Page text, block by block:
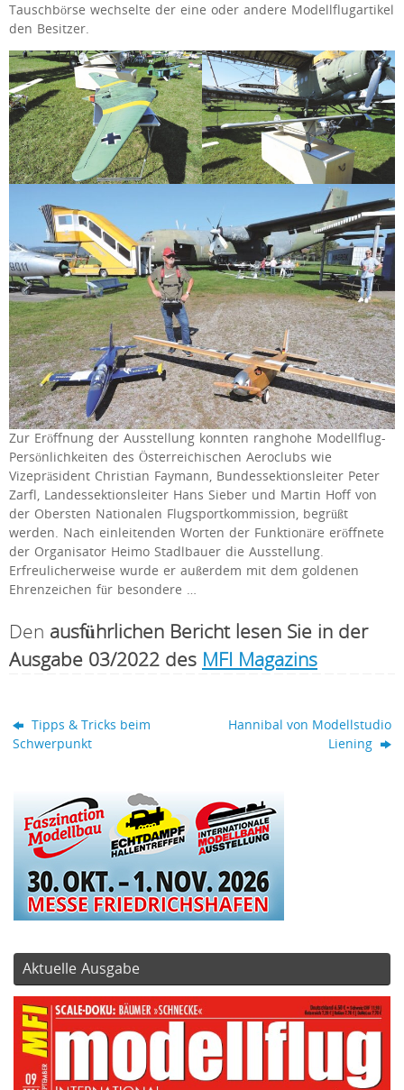
Tauschbörse wechselte der eine oder andere Modellflugartikel
den Besitzer.
Zur Eröffnung der Ausstellung konnten ranghohe Modellflug-
Persönlichkeiten des Österreichischen Aeroclubs wie
Vizepräsident Christian Faymann, Bundessektionsleiter Peter
Zarfl, Landessektionsleiter Hans Sieber und Martin Hoff von
der Obersten Nationalen Flugsportkommission, begrüßt
werden. Nach einleitenden Worten der Funktionäre eröffnete
der Organisator Heimo Stadlbauer die Ausstellung.
Erfreulicherweise wurde er außerdem mit dem goldenen
Ehrenzeichen für besondere …
Den ausführlichen Bericht lesen Sie in der
Ausgabe 03/2022 des MFI Magazins
Tipps & Tricks beim
Schwerpunkt
Hannibal von Modellstudio
Liening
Aktuelle Ausgabe